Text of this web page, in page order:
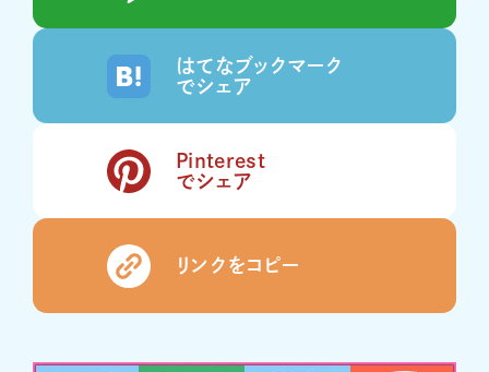
はてなブックマーク
でシェア
Pinterest
でシェア
リンクをコピー